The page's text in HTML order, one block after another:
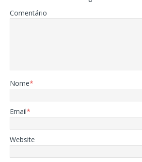
Comentário
Nome*
Email*
Website